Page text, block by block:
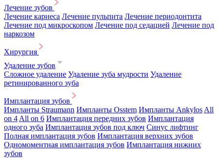
Лечение зубов
Лечение кариеса Лечение пульпита Лечение периодонтита
Лечение под микроскопом Лечение под седацией Лечение под
наркозом
Хирургия
Удаление зубов
Сложное удаление Удаление зуба мудрости Удаление
ретинированного зуба
Имплантация зубов
Импланты Straumann Импланты Osstem Импланты Ankylos All
on 4 All on 6 Имплантация передних зубов Имплантация
одного зуба Имплантация зубов под ключ Синус лифтинг
Полная имплантация зубов Имплантация верхних зубов
Одномоментная имплантация зубов Имплантация нижних
зубов